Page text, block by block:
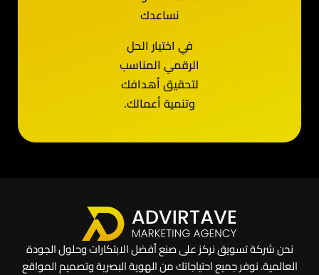
نساعدك
في اختيار الحل
الرقمي المناسب
لتحقيق أهدافك
وتنمية أعمالك.
نحن شركة تسويق نركز على صنع أفضل الابتكارات وحلول الجودة
العالمية. نوفر جميع احتياجاتك من الهوية البصرية وتصميم المواقع